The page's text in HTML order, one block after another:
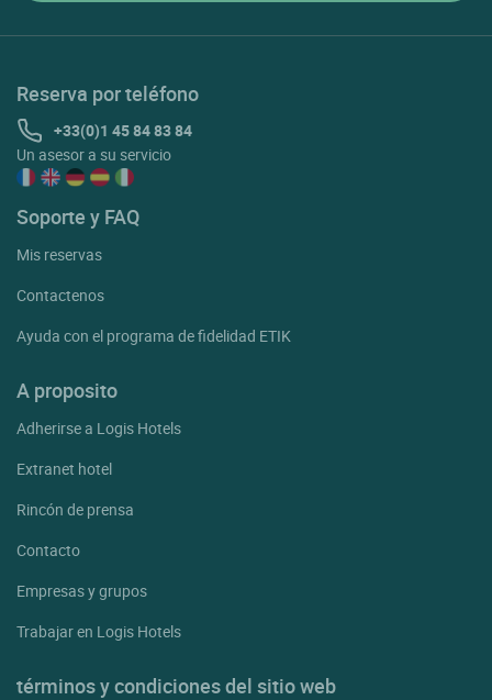
Reserva por teléfono
+33(0)1 45 84 83 84
Un asesor a su servicio
Soporte y FAQ
Mis reservas
Contactenos
Ayuda con el programa de fidelidad ETIK
A proposito
Adherirse a Logis Hotels
Extranet hotel
Rincón de prensa
Contacto
Empresas y grupos
Trabajar en Logis Hotels
términos y condiciones del sitio web